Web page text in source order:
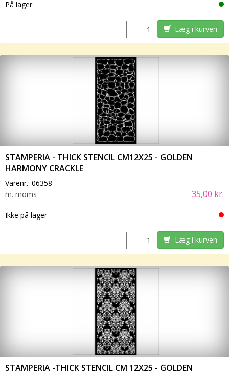
På lager
Læg i kurven
STAMPERIA - THICK STENCIL CM12X25 - GOLDEN
HARMONY CRACKLE
Varenr.: 06358
m. moms
35,00 kr.
Ikke på lager
Læg i kurven
STAMPERIA -THICK STENCIL CM 12X25 - GOLDEN